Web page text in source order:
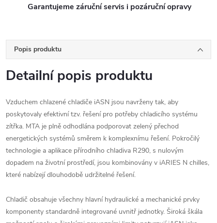
Garantujeme záruční servis i pozáruční opravy
Popis produktu
Detailní popis produktu
Vzduchem chlazené chladiče iASN jsou navrženy tak, aby
poskytovaly efektivní tzv. řešení pro potřeby chladicího systému
zítřka. MTA je plně odhodlána podporovat zelený přechod
energetických systémů směrem k komplexnímu řešení. Pokročilý
technologie a aplikace přírodního chladiva R290, s nulovým
dopadem na životní prostředí, jsou kombinovány v iARIES N chilles,
které nabízejí dlouhodobě udržitelné řešení.
Chladič obsahuje všechny hlavní hydraulické a mechanické prvky
komponenty standardně integrované uvnitř jednotky. Široká škála